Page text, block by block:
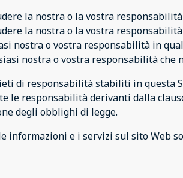
la nostra o la vostra
la nostra o la vostra
nostra o vostra responsabilità in
nostra o vostra responsabilità che
di responsabilità stabiliti in questa
le responsabilità derivanti dalla
degli obblighi di legge.
informazioni e i servizi sul sito Web